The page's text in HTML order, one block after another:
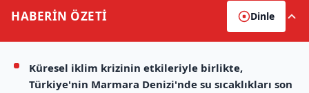
HABERİN ÖZETİ Dinle
Küresel iklim krizinin etkileriyle birlikte,
Türkiye'nin Marmara Denizi'nde su sıcaklıkları son